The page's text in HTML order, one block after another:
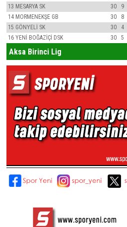
13 MESARYA SK 30 9
14 MORMENEKŞE GB 30 8
15 GÖNYELİ SK 30 4
16 YENİ BOĞAZİÇİ DSK 30 5
Aksa Birinci Lig